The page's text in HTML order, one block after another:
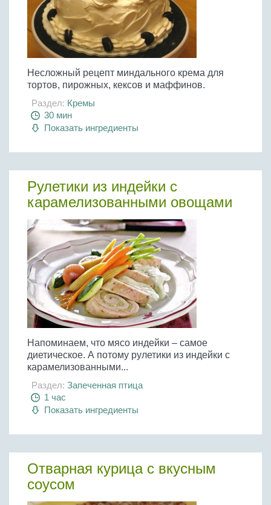
Несложный рецепт миндального крема для
тортов, пирожных, кексов и маффинов.
Раздел: Кремы
30 мин
Показать ингредиенты
Рулетики из индейки с
карамелизованными овощами
Напоминаем, что мясо индейки – самое
диетическое. А потому рулетики из индейки с
карамелизованными...
Раздел: Запеченная птица
1 час
Показать ингредиенты
Отварная курица с вкусным
соусом